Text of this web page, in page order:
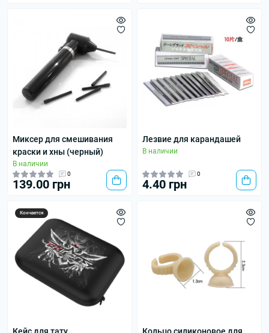
Миксер для смешивания
краски и хны (черный)
В наличии
0
139.00 грн
Лезвие для карандашей
В наличии
0
4.40 грн
Кончается